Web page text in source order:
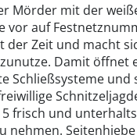
Mörder mit der
vor auf
der Zeit und macht
Damit öffnet
Schließsysteme und
frisch und
nehmen.